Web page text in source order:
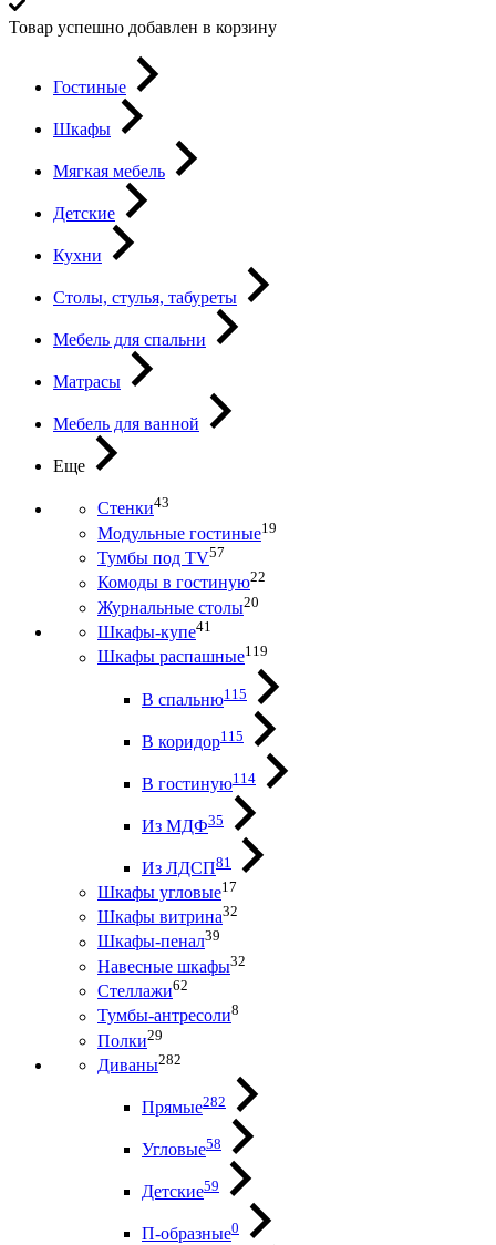
Товар успешно добавлен в корзину
Гостиные
Шкафы
Мягкая мебель
Детские
Кухни
Столы, стулья, табуреты
Мебель для спальни
Матрасы
Мебель для ванной
Еще
Стенки43
Модульные гостиные19
Тумбы под ТV57
Комоды в гостиную22
Журнальные столы20
Шкафы-купе41
Шкафы распашные119
В спальню115
В коридор115
В гостиную114
Из МДФ35
Из ЛДСП81
Шкафы угловые17
Шкафы витрина32
Шкафы-пенал39
Навесные шкафы32
Стеллажи62
Тумбы-антресоли8
Полки29
Диваны282
Прямые282
Угловые58
Детские59
П-образные0